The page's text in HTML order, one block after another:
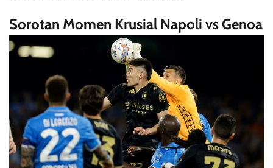
Sorotan Momen Krusial Napoli vs Genoa